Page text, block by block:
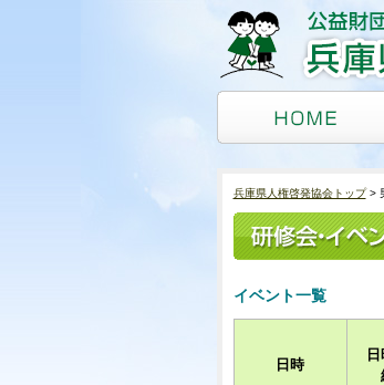
兵庫県人権啓発協会トップ
イベント一覧
日時